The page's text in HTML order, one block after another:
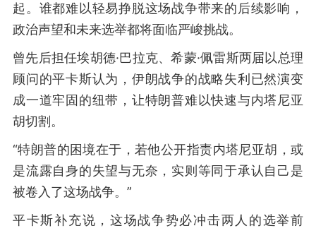
起。谁都难以轻易挣脱这场战争带来的后续影响，
政治声望和未来选举都将面临严峻挑战。
曾先后担任埃胡德·巴拉克、希蒙·佩雷斯两届以总理
顾问的平卡斯认为，伊朗战争的战略失利已然演变
成一道牢固的纽带，让特朗普难以快速与内塔尼亚
胡切割。
“特朗普的困境在于，若他公开指责内塔尼亚胡，或
是流露自身的失望与无奈，实则等同于承认自己是
被卷入了这场战争。”
平卡斯补充说，这场战争势必冲击两人的选举前